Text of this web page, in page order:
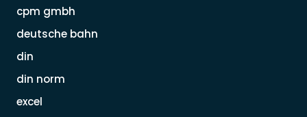
cpm gmbh
deutsche bahn
din
din norm
excel